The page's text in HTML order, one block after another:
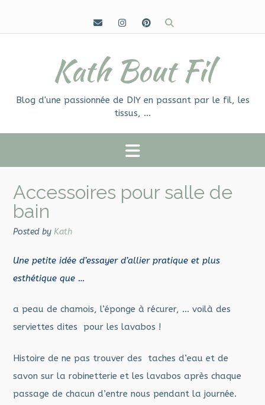
content
Kath Bout Fil
Blog d'une passionnée de DIY en passant par le fil, les
tissus, …
Accessoires pour salle de
bain
Posted by Kath
Une petite idée d’essayer d’allier pratique et plus
esthétique que …
a peau de chamois, l’éponge à récurer, … voilà des
serviettes dites pour les lavabos !
Histoire de ne pas trouver des taches d’eau et de
savon sur la robinetterie et les lavabos après chaque
passage de chacun d’entre nous pendant la journée.